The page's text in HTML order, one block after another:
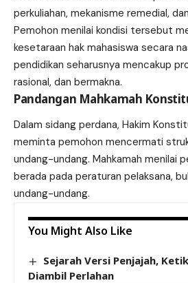
perkuliahan, mekanisme remedial,
Pemohon menilai kondisi tersebut
kesetaraan hak mahasiswa secara
pendidikan seharusnya mencakup
rasional, dan bermakna.
Pandangan Mahkamah
Dalam sidang perdana, Hakim
meminta pemohon mencermati
undang-undang. Mahkamah menilai
berada pada peraturan pelaksana,
undang-undang.
You Might Also Like
Sejarah Versi Penjajah,
Diambil Perlahan